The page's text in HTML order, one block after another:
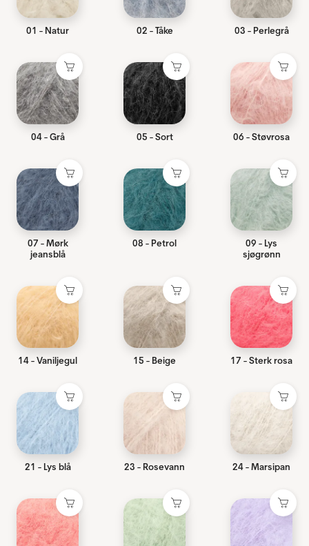
01 - Natur 02 - Tåke 03 - Perlegrå
04 - Grå 05 - Sort 06 - Støvrosa
07 - Mørk
jeansblå
08 - Petrol
09 - Lys
sjøgrønn
14 - Vaniljegul 15 - Beige 17 - Sterk rosa
21 - Lys blå 23 - Rosevann 24 - Marsipan